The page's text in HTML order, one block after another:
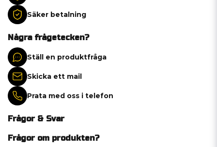
Säker betalning
Några frågetecken?
Ställ en produktfråga
Skicka ett mail
Prata med oss i telefon
Frågor & Svar
Frågor om produkten?